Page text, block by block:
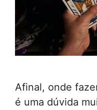
Afinal, onde
é uma dúvida